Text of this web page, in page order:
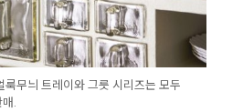
무늬 트레이와 그릇 시리즈는 모두
.